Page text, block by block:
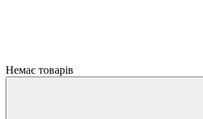
Немає товарів